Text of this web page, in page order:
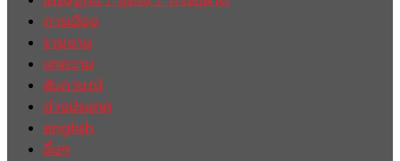
การเมือง
รายงาน
บทความ
สัมภาษณ์
ต่างประเทศ
english
อื่นๆ